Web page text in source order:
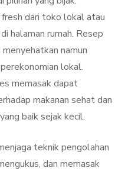
fresh dari toko lokal atau
halaman rumah. Resep
namun
lokal.
memasak dapat
makanan sehat dan
baik sejak kecil.
teknik pengolahan
dan memasak